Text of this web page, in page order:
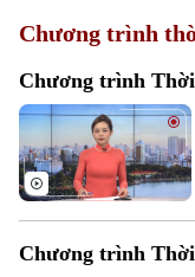
Chương trình
Chương trình Thời
Chương trình Thời